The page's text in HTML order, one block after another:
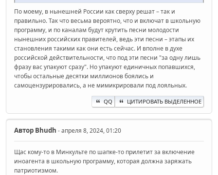
По моему, в нынешней России как сверху решат – так и
правильно. Так что весьма вероятно, что и включат в школьную
программу, и по каналам будут крутить песни молодости
нынешних российских правителей, ведь эти песни – этапы их
становления такими как они есть сейчас. И вполне в духе
российской действительности, что под эти песни "за одну лишь
фразу вас упакуют сразу". Но упакуют единичных попавшихся,
чтобы остальные десятки миллионов боялись и
самоцензурировались, а не мимикрировали под лояльных.
QQ ЦИТИРОВАТЬ ВЫДЕЛЕННОЕ
Автор Bhudh - апреля 8, 2024, 01:20
Щас кому-то в Минкульте по шапке-то прилетит за включение
иноагента в школьную программу, которая должна заряжать
патриотизмом.